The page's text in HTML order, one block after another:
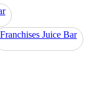
Franchises Juice Bar